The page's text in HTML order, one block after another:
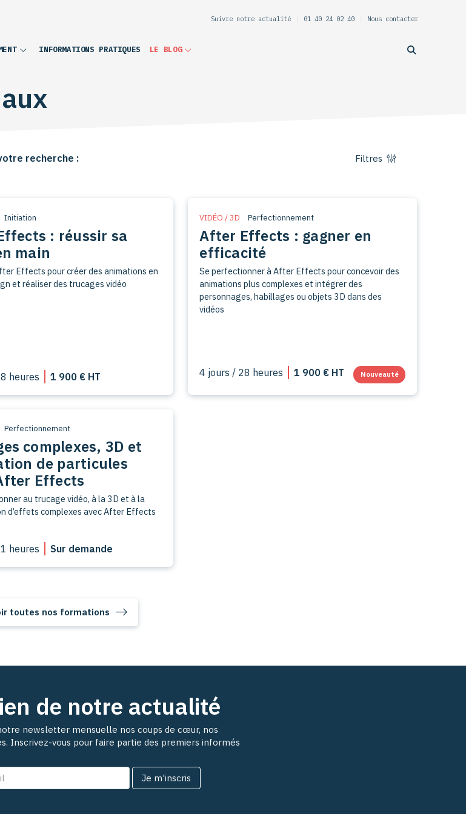
Suivre notre actualité 01 40 24 02 40 Nous contacter
INFORMATIONS PRATIQUES LE BLOG
recherche : Filtres
Initiation
: réussir sa
main
Effects pour créer des animations en
et réaliser des trucages vidéo
heures 1 900 € HT
VIDÉO / 3D Perfectionnement
After Effects : gagner en
efficacité
Se perfectionner à After Effects pour concevoir des
animations plus complexes et intégrer des
personnages, habillages ou objets 3D dans des
vidéos
4 jours / 28 heures 1 900 € HT Nouveauté
Perfectionnement
complexes, 3D et
de particules
Effects
au trucage vidéo, à la 3D et à la
d’effets complexes avec After Effects
heures Sur demande
toutes nos formations
de notre actualité
newsletter mensuelle nos coups de cœur, nos
Inscrivez-vous pour faire partie des premiers informés